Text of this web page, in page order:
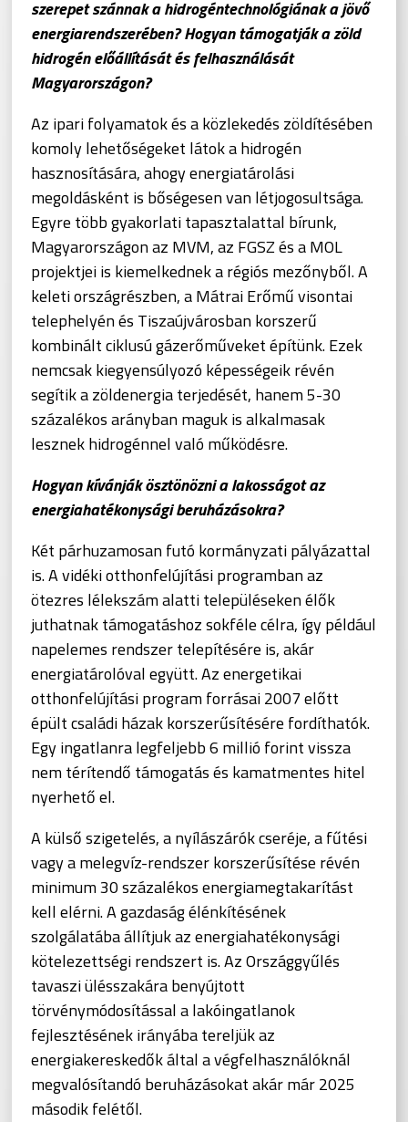
szerepet szánnak a hidrogéntechnológiának a jövő
energiarendszerében? Hogyan támogatják a zöld
hidrogén előállítását és felhasználását
Magyarországon?
Az ipari folyamatok és a közlekedés zöldítésében
komoly lehetőségeket látok a hidrogén
hasznosítására, ahogy energiatárolási
megoldásként is bőségesen van létjogosultsága.
Egyre több gyakorlati tapasztalattal bírunk,
Magyarországon az MVM, az FGSZ és a MOL
projektjei is kiemelkednek a régiós mezőnyből. A
keleti országrészben, a Mátrai Erőmű visontai
telephelyén és Tiszaújvárosban korszerű
kombinált ciklusú gázerőműveket építünk. Ezek
nemcsak kiegyensúlyozó képességeik révén
segítik a zöldenergia terjedését, hanem 5-30
százalékos arányban maguk is alkalmasak
lesznek hidrogénnel való működésre.
Hogyan kívánják ösztönözni a lakosságot az
energiahatékonysági beruházásokra?
Két párhuzamosan futó kormányzati pályázattal
is. A vidéki otthonfelújítási programban az
ötezres lélekszám alatti településeken élők
juthatnak támogatáshoz sokféle célra, így például
napelemes rendszer telepítésére is, akár
energiatárolóval együtt. Az energetikai
otthonfelújítási program forrásai 2007 előtt
épült családi házak korszerűsítésére fordíthatók.
Egy ingatlanra legfeljebb 6 millió forint vissza
nem térítendő támogatás és kamatmentes hitel
nyerhető el.
A külső szigetelés, a nyílászárók cseréje, a fűtési
vagy a melegvíz-rendszer korszerűsítése révén
minimum 30 százalékos energiamegtakarítást
kell elérni. A gazdaság élénkítésének
szolgálatába állítjuk az energiahatékonysági
kötelezettségi rendszert is. Az Országgyűlés
tavaszi ülésszakára benyújtott
törvénymódosítással a lakóingatlanok
fejlesztésének irányába tereljük az
energiakereskedők által a végfelhasználóknál
megvalósítandó beruházásokat akár már 2025
második felétől.